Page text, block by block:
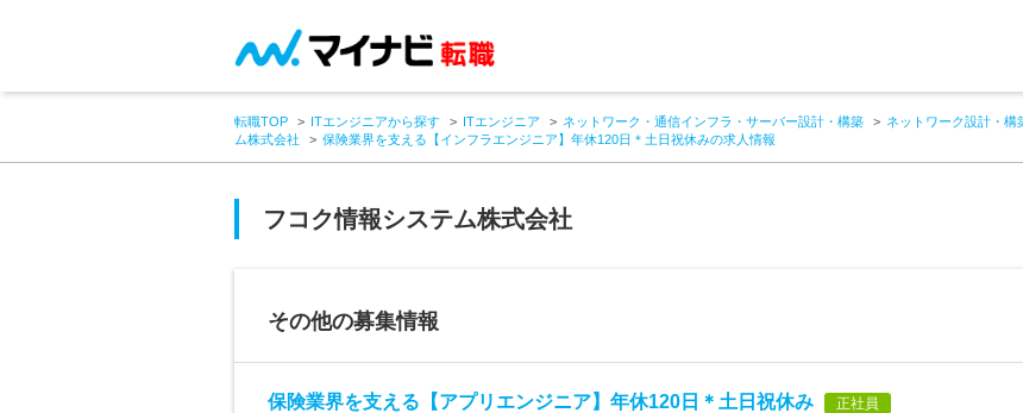
転職TOP ITエンジニアから探す ITエンジニア ネットワーク・通信インフラ・サーバー設計・構築 ネットワーク設計・構
ム株式会社
保険業界を支える【インフラエンジニア】年休120日＊土日祝休みの求人情報
フコク情報システム株式会社
その他の募集情報
保険業界を支える【アプリエンジニア】年休120日＊土日祝休み 正社員